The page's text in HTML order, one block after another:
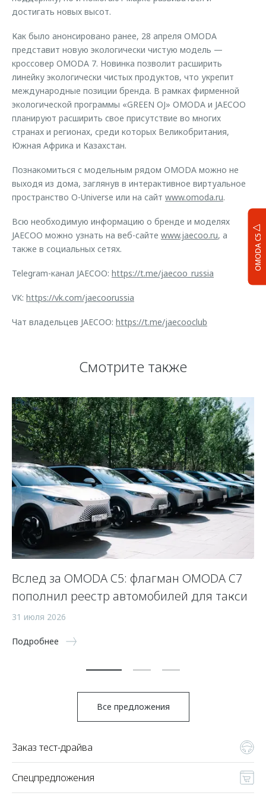
OMODA C5
достигать новых высот.
Как было анонсировано ранее, 28 апреля OMODA
представит новую экологически чистую модель —
кроссовер OMODA 7. Новинка позволит расширить
линейку экологически чистых продуктов, что укрепит
международные позиции бренда. В рамках фирменной
экологической программы «GREEN OJ» OMODA и JAECOO
планируют расширить свое присутствие во многих
странах и регионах, среди которых Великобритания,
Южная Африка и Казахстан.
Познакомиться с модельным рядом OMODA можно не
выходя из дома, заглянув в интерактивное виртуальное
пространство O-Universe или на сайт www.omoda.ru.
Всю необходимую информацию о бренде и моделях
JAECOO можно узнать на веб-сайте www.jaecoo.ru, а
также в социальных сетях.
Telegram-канал JAECOO: https://t.me/jaecoo_russia
VK: https://vk.com/jaecoorussia
Чат владельцев JAECOO: https://t.me/jaecooclub
Смотрите также
Вслед за OMODA C5: флагман OMODA C7
пополнил реестр автомобилей для такси
31 июля 2026
Подробнее
Все предложения
Заказ тест-драйва
Спецпредложения